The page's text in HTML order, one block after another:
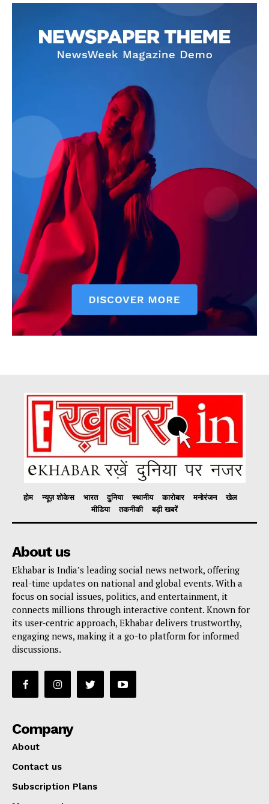
Contact us
Subscription Plans
My account
होम न्यूज़ शोकेस भारत दुनिया स्थानीय कारोबार मनोरंजन
खेल
मीडिया
तकनीकी बड़ी खबरें
About us
Ekhabar is India’s leading social news network, offering
real-time updates on national and global events. With a
focus on social issues, politics, and entertainment, it
connects millions through interactive content. Known for
its user-centric approach, Ekhabar delivers trustworthy,
engaging news, making it a go-to platform for informed
discussions.
Company
About
Contact us
Subscription Plans